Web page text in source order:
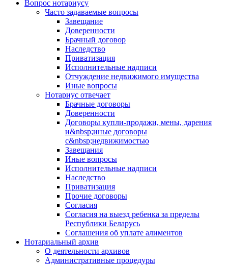
Вопрос нотариусу
Часто задаваемые вопросы
Завещание
Доверенности
Брачный договор
Наследство
Приватизация
Исполнительные надписи
Отчуждение недвижимого имущества
Иные вопросы
Нотариус отвечает
Брачные договоры
Доверенности
Договоры купли-продажи, мены, дарения
и&nbsp;иные договоры
с&nbsp;недвижимостью
Завещания
Иные вопросы
Исполнительные надписи
Наследство
Приватизация
Прочие договоры
Согласия
Согласия на выезд ребенка за пределы
Республики Беларусь
Соглашения об уплате алиментов
Нотариальный архив
О деятельности архивов
Административные процедуры